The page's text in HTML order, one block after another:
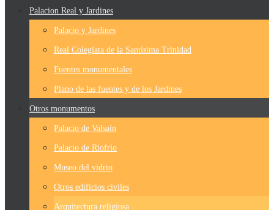
Palacion Real y Jardines
Palacio y Jardines
Real Colegiata de la Santísima Trinidad
Fuentes monumentales
Plano de las fuentes y de los Jardines
Otros monumentos
Palacio de Valsaín
Palacio de Riofrío
Museo del vidrio
Otros edificios civiles
Arquitectura religiosa